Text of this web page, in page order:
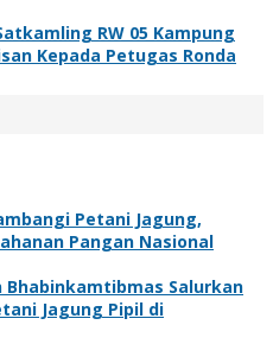
RW 05 Kampung
Kepada Petugas Ronda
Petani Jagung,
Pangan Nasional
Bhabinkamtibmas Salurkan
Jagung Pipil di